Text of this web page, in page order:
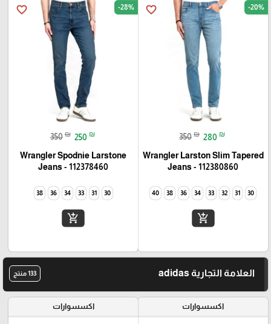
favorite_border -20%
350 ₪ 280 ₪
Wrangler Larston Slim Tapered
Jeans - 112380860
30
31
32
33
34
36
38
40
add_shopping_cart
favorite_border -28%
350 ₪ 250 ₪
Wrangler Spodnie Larstone
Jeans - 112378460
30
31
33
34
36
38
add_shopping_cart
العلامة التجارية adidas 133 منتج
اكسسوارات اكسسوارات